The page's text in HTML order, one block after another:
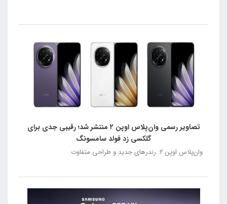
تصاویر رسمی وان‌پلاس اوپن ۲ منتشر شد؛ رقیبی جدی برای
گلکسی زد فولد سامسونگ
وان‌پلاس اوپن ۲: رندرهای جدید و طراحی متفاوت